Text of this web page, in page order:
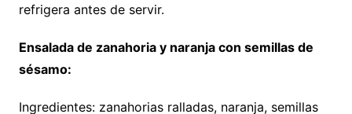
refrigera antes de servir.
Ensalada de zanahoria y naranja con semillas de
sésamo:
Ingredientes: zanahorias ralladas, naranja, semillas